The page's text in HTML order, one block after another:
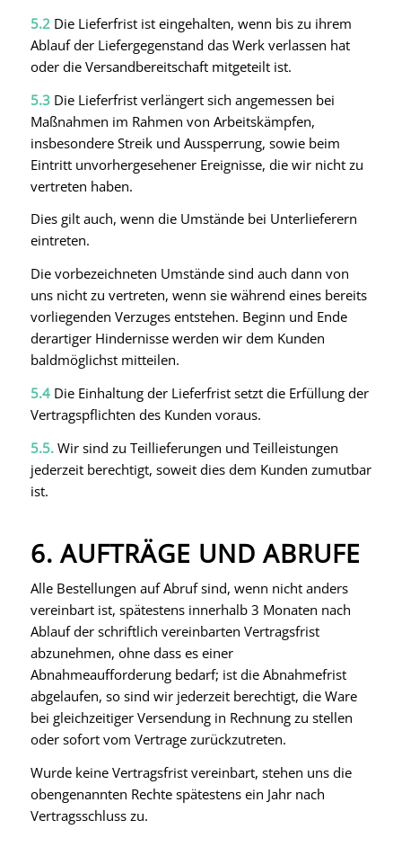
5.2Die Lieferfrist ist eingehalten, wenn bis zu ihrem
Ablauf der Liefergegenstand das Werk verlassen hat
oder die Versandbereitschaft mitgeteilt ist.
5.3Die Lieferfrist verlängert sich angemessen bei
Maßnahmen im Rahmen von Arbeitskämpfen,
insbesondere Streik und Aussperrung, sowie beim
Eintritt unvorhergesehener Ereignisse, die wir nicht zu
vertreten haben.
Dies gilt auch, wenn die Umstände bei Unterlieferern
eintreten.
Die vorbezeichneten Umstände sind auch dann von
uns nicht zu vertreten, wenn sie während eines bereits
vorliegenden Verzuges entstehen. Beginn und Ende
derartiger Hindernisse werden wir dem Kunden
baldmöglichst mitteilen.
5.4Die Einhaltung der Lieferfrist setzt die Erfüllung der
Vertragspflichten des Kunden voraus.
5.5. Wir sind zu Teillieferungen und Teilleistungen
jederzeit berechtigt, soweit dies dem Kunden zumutbar
ist.
6. AUFTRÄGE UND ABRUFE
Alle Bestellungen auf Abruf sind, wenn nicht anders
vereinbart ist, spätestens innerhalb 3 Monaten nach
Ablauf der schriftlich vereinbarten Vertragsfrist
abzunehmen, ohne dass es einer
Abnahmeaufforderung bedarf; ist die Abnahmefrist
abgelaufen, so sind wir jederzeit berechtigt, die Ware
bei gleichzeitiger Versendung in Rechnung zu stellen
oder sofort vom Vertrage zurückzutreten.
Wurde keine Vertragsfrist vereinbart, stehen uns die
obengenannten Rechte spätestens ein Jahr nach
Vertragsschluss zu.